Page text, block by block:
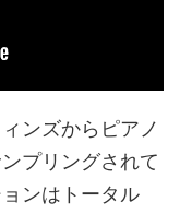
ンズからピアノ
プリングされて
ンはトータル